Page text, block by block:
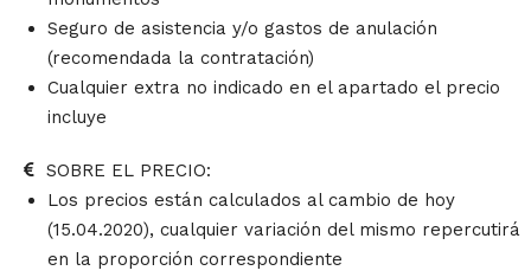
Seguro de asistencia y/o gastos de anulación
(recomendada la contratación)
Cualquier extra no indicado en el apartado el precio
incluye
SOBRE EL PRECIO:
Los precios están calculados al cambio de hoy
(15.04.2020), cualquier variación del mismo repercutirá
en la proporción correspondiente